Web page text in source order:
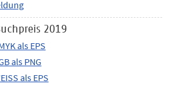
2019
als EPS
als PNG
als EPS